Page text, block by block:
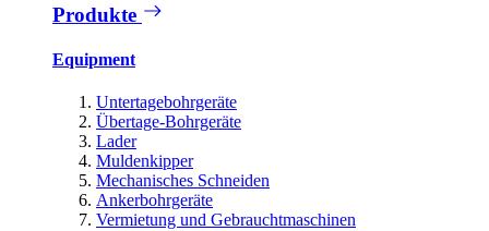
Produkte
Equipment
Untertagebohrgeräte
Übertage-Bohrgeräte
Lader
Muldenkipper
Mechanisches Schneiden
Ankerbohrgeräte
Vermietung und Gebrauchtmaschinen